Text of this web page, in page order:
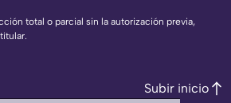
total o parcial sin la autorización previa,
Subir inicio